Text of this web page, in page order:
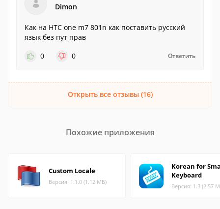
Dimon
Как на HTC one m7 801n как поставить русский
язык без пут прав
0
0 Ответить
Открыть все отзывы (16)
Похожие приложения
Custom Locale
Версия: 1.1.0 (1.12 МБ)
Korean for
Keyboard
Версия: 1.3 (2.57